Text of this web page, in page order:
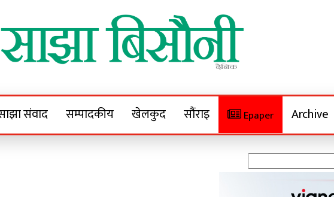
Bisaunee
संवाद सम्पादकीय खेलकुद सौंराइ Epaper Archive
for: